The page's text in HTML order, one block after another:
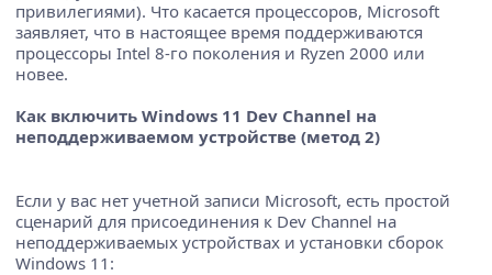
привилегиями). Что касается процессоров, Microsoft
заявляет, что в настоящее время поддерживаются
процессоры Intel 8-го поколения и Ryzen 2000 или
новее.
Как включить Windows 11 Dev Channel на
неподдерживаемом устройстве (метод 2)
Если у вас нет учетной записи Microsoft, есть простой
сценарий для присоединения к Dev Channel на
неподдерживаемых устройствах и установки сборок
Windows 11: